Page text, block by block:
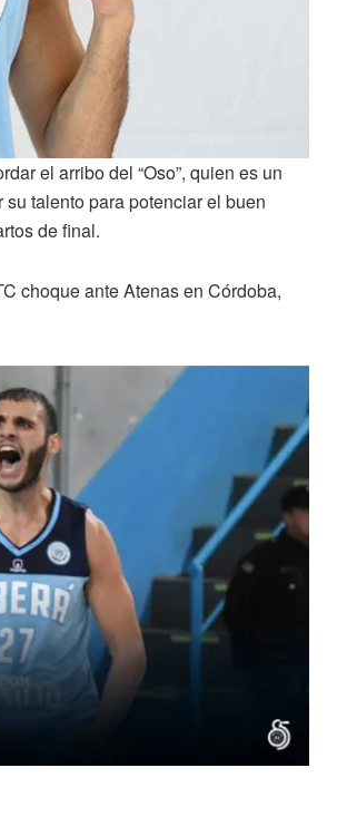
el arribo del “Oso”, quien es un
talento para potenciar el buen
de final.
choque ante Atenas en Córdoba,